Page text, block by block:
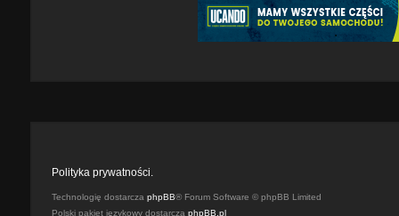
Polityka prywatności.
Technologię dostarcza phpBB® Forum Software © phpBB Limited
Polski pakiet językowy dostarcza phpBB.pl